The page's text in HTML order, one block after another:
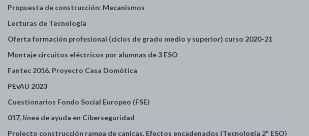
Propuesta de construcción: Mecanismos
Lecturas de Tecnología
Oferta formación profesional (ciclos de grado medio y superior) curso 2020-21
Montaje circuitos eléctricos por alumnas de 3 ESO
Fantec 2016. Proyecto Casa Domótica
PEvAU 2023
Cuestionarios Fondo Social Europeo (FSE)
017, línea de ayuda en Ciberseguridad
Projecto construcción rampa de canicas. Efectos encadenados (Tecnología 2º ESO)